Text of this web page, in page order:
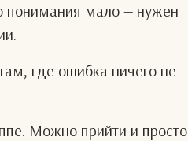
понимания мало — нужен
где ошибка ничего не
Можно прийти и просто